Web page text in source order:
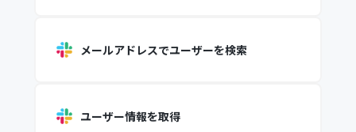
メールアドレスでユーザーを検索
ユーザー情報を取得